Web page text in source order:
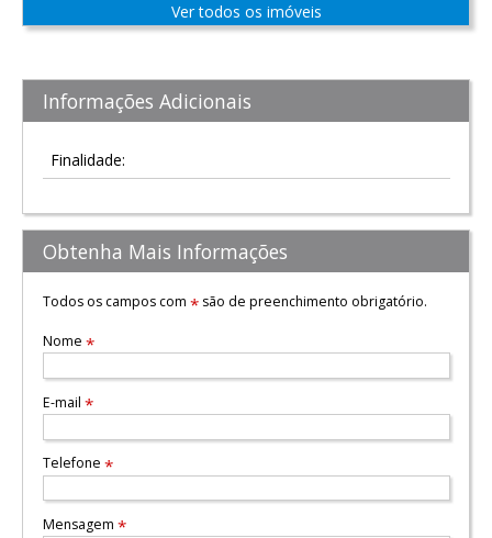
Ver todos os imóveis
Informações Adicionais
Finalidade:
Obtenha Mais Informações
Todos os campos com *são de preenchimento obrigatório.
Nome *
E-mail *
Telefone *
Mensagem *